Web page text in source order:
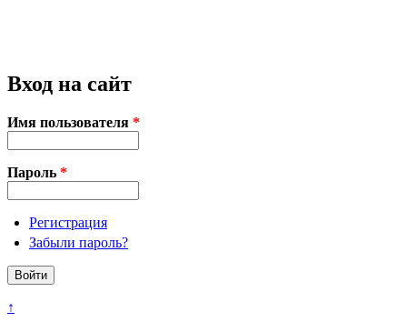
Вход на сайт
Имя пользователя *
Пароль *
Регистрация
Забыли пароль?
↑